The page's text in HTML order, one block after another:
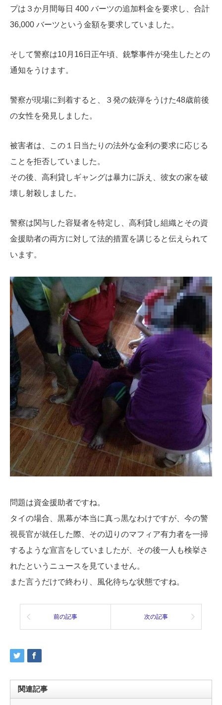
プは３か月間毎日 400 バーツの追加料金を要求し、合計
36,000 バーツという金額を要求していました。
そして警察は10月16日正午頃、銃撃事件が発生したとの
通知をうけます。
警察が現場に到着すると、３発の銃弾をうけた48歳前後
の女性を発見しました。
被害者は、この１日当たりの法外な金利の要求に応じる
ことを拒否していました。
その後、高利貸しギャングは暴力に訴え、彼女の家を破
壊し射殺しました。
警察は関与した容疑者を特定し、高利貸し組織とその資
金援助者の両方に対して法的措置を講じると伝えられて
います。
問題は資金援助者ですね。
タイの場合、黒幕が本当に真っ黒なわけですが、今の警
視長官が就任した際、その辺りのマフィア有力者を一掃
するような宣言をしていましたが、その後一人も検挙さ
れたというニュースを見ていません。
また言うだけで終わり、風化待ちな状態ですね。
前の記事 次の記事
関連記事